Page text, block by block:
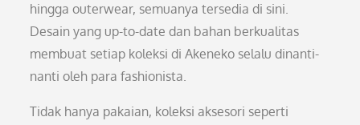
hingga outerwear, semuanya tersedia di sini.
Desain yang up-to-date dan bahan berkualitas
membuat setiap koleksi di Akeneko selalu dinanti-
nanti oleh para fashionista.
Tidak hanya pakaian, koleksi aksesori seperti